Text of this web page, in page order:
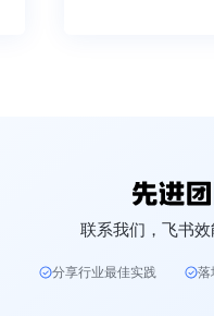
联系我们，飞书
分享行业最佳实践 落